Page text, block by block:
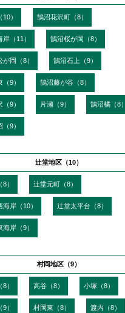
） 鵠沼花沢町（8）
岸（11） 鵠沼桜が岡（8）
が岡（8） 鵠沼石上（9）
9） 鵠沼藤が谷（8）
9） 片瀬（9） 鵠沼橘（8）
9）
辻堂地区（10）
） 辻堂元町（8）
海岸（10） 辻堂太平台（8）
海岸（9）
村岡地区（9）
） 高谷（8） 小塚（8）
） 村岡東（8） 渡内（8）